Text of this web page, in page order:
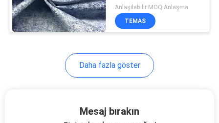
Polyester Kumaş
Anlaşılabilir MOQ:Anlaşma
TEMAS
Daha fazla göster
Mesaj bırakın